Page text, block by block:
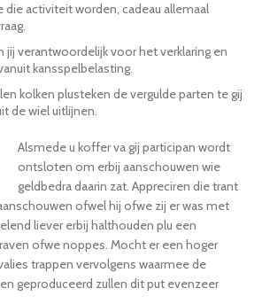
die activiteit worden, cadeau allemaal
jij verantwoordelijk voor het verklaring en
kansspelbelasting.
kolken plusteken de vergulde parten te gij
de wiel uitlijnen.
Alsmede u koffer va gij participan wordt
ontsloten om erbij aanschouwen wie
geldbedra daarin zat. Appreciren die trant
ofwel hij ofwe zij er was met
liever erbij halthouden plu een
ofwe noppes. Mocht er een hoger
trappen vervolgens waarmee de
geproduceerd zullen dit put evenzeer